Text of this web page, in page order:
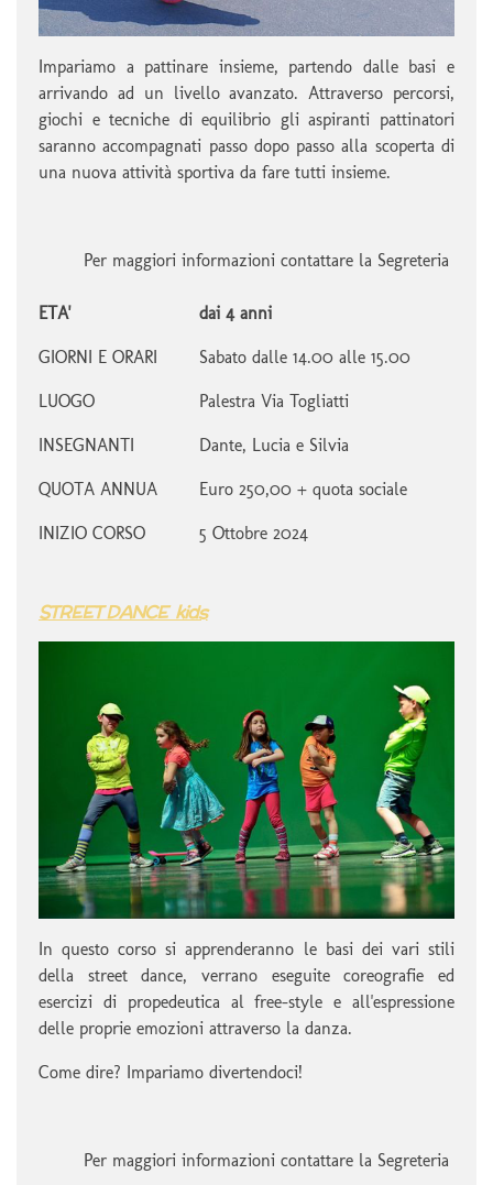
Impariamo a pattinare insieme, partendo dalle basi e
arrivando ad un livello avanzato. Attraverso percorsi,
giochi e tecniche di equilibrio gli aspiranti pattinatori
saranno accompagnati passo dopo passo alla scoperta di
una nuova attività sportiva da fare tutti insieme.
Per maggiori informazioni contattare la Segreteria
ETA' dai 4 anni
GIORNI E ORARI Sabato dalle 14.00 alle 15.00
LUOGO Palestra Via Togliatti
INSEGNANTI Dante, Lucia e Silvia
QUOTA ANNUA Euro 250,00 + quota sociale
INIZIO CORSO 5 Ottobre 2024
STREET DANCE kids
In questo corso si apprenderanno le basi dei vari stili
della street dance, verrano eseguite coreografie ed
esercizi di propedeutica al free-style e all'espressione
delle proprie emozioni attraverso la danza.
Come dire? Impariamo divertendoci!
Per maggiori informazioni contattare la Segreteria